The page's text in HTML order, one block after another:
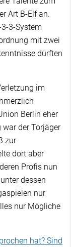
Art B-Elf an.
3-System
mit zwei
dürften
im
Berlin eher
der Torjäger
zur
dort aber
Profis nun
dessen
nur
nur Mögliche
hat? Sind